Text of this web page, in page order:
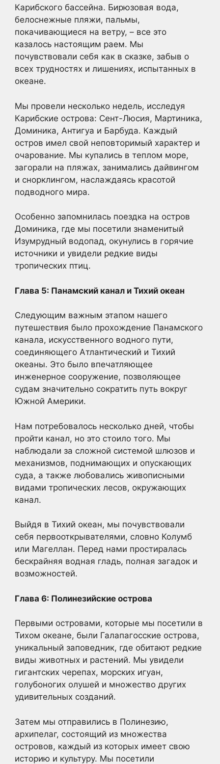
Карибского бассейна. Бирюзовая вода,
белоснежные пляжи, пальмы,
покачивающиеся на ветру, – все это
казалось настоящим раем. Мы
почувствовали себя как в сказке, забыв о
всех трудностях и лишениях, испытанных в
океане.
Мы провели несколько недель, исследуя
Карибские острова: Сент-Люсия, Мартиника,
Доминика, Антигуа и Барбуда. Каждый
остров имел свой неповторимый характер и
очарование. Мы купались в теплом море,
загорали на пляжах, занимались дайвингом
и снорклингом, наслаждаясь красотой
подводного мира.
Особенно запомнилась поездка на остров
Доминика, где мы посетили знаменитый
Изумрудный водопад, окунулись в горячие
источники и увидели редкие виды
тропических птиц.
Глава 5: Панамский канал и Тихий океан
Следующим важным этапом нашего
путешествия было прохождение Панамского
канала, искусственного водного пути,
соединяющего Атлантический и Тихий
океаны. Это было впечатляющее
инженерное сооружение, позволяющее
судам значительно сократить путь вокруг
Южной Америки.
Нам потребовалось несколько дней, чтобы
пройти канал, но это стоило того. Мы
наблюдали за сложной системой шлюзов и
механизмов, поднимающих и опускающих
суда, а также любовались живописными
видами тропических лесов, окружающих
канал.
Выйдя в Тихий океан, мы почувствовали
себя первооткрывателями, словно Колумб
или Магеллан. Перед нами простиралась
бескрайняя водная гладь, полная загадок и
возможностей.
Глава 6: Полинезийские острова
Первыми островами, которые мы посетили в
Тихом океане, были Галапагосские острова,
уникальный заповедник, где обитают редкие
виды животных и растений. Мы увидели
гигантских черепах, морских игуан,
голубоногих олушей и множество других
удивительных созданий.
Затем мы отправились в Полинезию,
архипелаг, состоящий из множества
островов, каждый из которых имеет свою
историю и культуру. Мы посетили